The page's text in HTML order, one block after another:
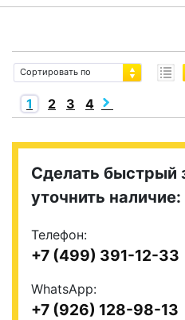
Сортировать по
1 2 3 4
Сделать быстрый
уточнить наличие:
Телефон:
+7 (499) 391-12-33
WhatsApp:
+7 (926) 128-98-13